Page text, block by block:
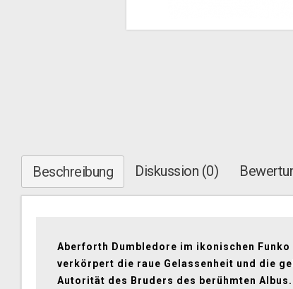
Beschreibung Diskussion (0)
Aberforth Dumbledore im ikonischen Funko
verkörpert die raue Gelassenheit und die
Autorität des Bruders des berühmten Albus.